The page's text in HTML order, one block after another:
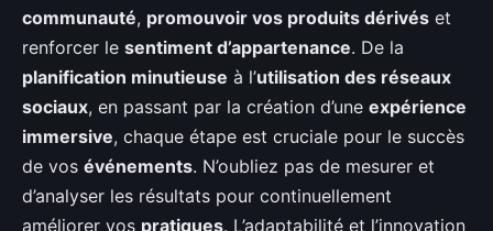
communauté, promouvoir vos produits dérivés et
renforcer le sentiment d’appartenance. De la
planification minutieuse à l’utilisation des réseaux
sociaux, en passant par la création d’une expérience
immersive, chaque étape est cruciale pour le succès
de vos événements. N’oubliez pas de mesurer et
d’analyser les résultats pour continuellement
améliorer vos pratiques. L’adaptabilité et l’innovation